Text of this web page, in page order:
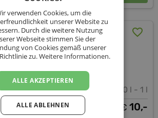
Bio-Bitterschnaps
Blutwurz
0,20 l - 1 l
€ 10,-
verwenden Cookies, um die
unserer Website zu
Durch die weitere Nutzung
Webseite stimmen Sie der
von Cookies gemäß unserer
zu.Weitere Informationen.
ALLE AKZEPTIEREN
ALLE ABLEHNEN